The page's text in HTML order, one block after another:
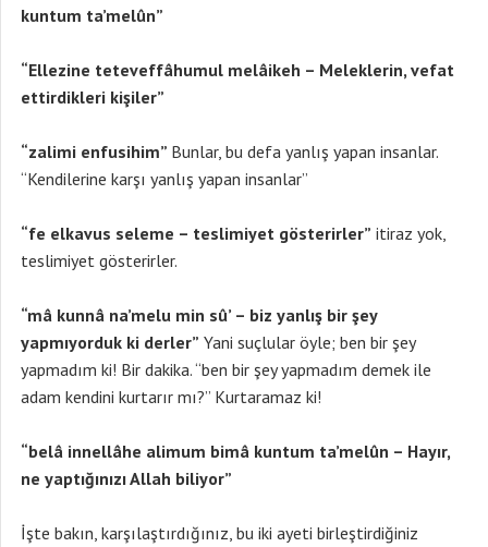
kuntum ta’melûn”
“Ellezine teteveffâhumul melâikeh – Meleklerin, vefat
ettirdikleri kişiler”
“zalimi enfusihim” Bunlar, bu defa yanlış yapan insanlar.
“Kendilerine karşı yanlış yapan insanlar”
“fe elkavus seleme – teslimiyet gösterirler” itiraz yok,
teslimiyet gösterirler.
“mâ kunnâ na’melu min sû’ – biz yanlış bir şey
yapmıyorduk ki derler” Yani suçlular öyle; ben bir şey
yapmadım ki! Bir dakika. “ben bir şey yapmadım demek ile
adam kendini kurtarır mı?” Kurtaramaz ki!
“belâ innellâhe alimum bimâ kuntum ta’melûn – Hayır,
ne yaptığınızı Allah biliyor”
İşte bakın, karşılaştırdığınız, bu iki ayeti birleştirdiğiniz